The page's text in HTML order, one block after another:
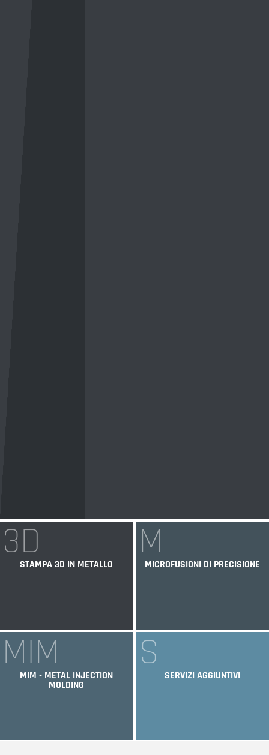
3D
STAMPA 3D IN METALLO M
MICROFUSIONI DI PRECISIONE
MIM
MIM - METAL INJECTION
MOLDING
S SERVIZI AGGIUNTIVI